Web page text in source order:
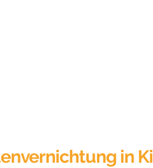
in